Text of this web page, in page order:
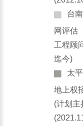
台
网评估
工程顾
迄今)
太
地上权
(计划主